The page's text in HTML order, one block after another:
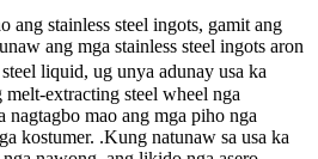
ang stainless steel ingots, gamit ang
ang mga stainless steel ingots aron
liquid, ug unya adunay usa ka
extracting steel wheel nga
nagtagbo mao ang mga piho nga
kostumer. .Kung natunaw sa usa ka